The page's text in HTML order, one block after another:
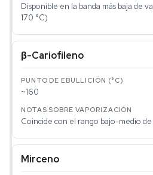
Disponible en la banda más baja de
170 °C)
β-Cariofileno
~160
Coincide con el rango bajo-medio
Mirceno